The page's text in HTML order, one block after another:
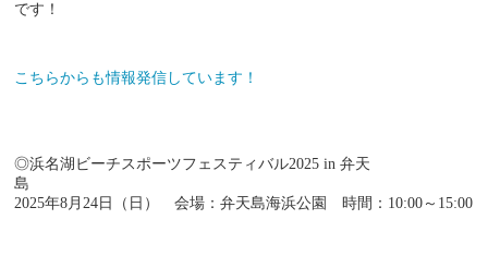
です！
こちらからも情報発信しています！
◎浜名湖ビーチスポーツフェスティバル2025 in 弁天
2025年8月24日（日） 会場：弁天島海浜公園 時間：10:00～15:00